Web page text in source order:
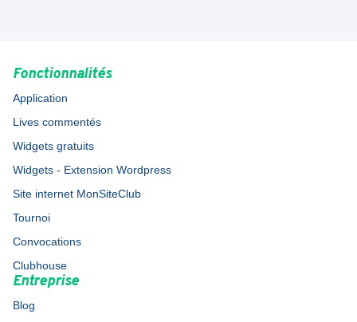
Fonctionnalités
Application
Lives commentés
Widgets gratuits
Widgets - Extension Wordpress
Site internet MonSiteClub
Tournoi
Convocations
Clubhouse
Entreprise
Blog